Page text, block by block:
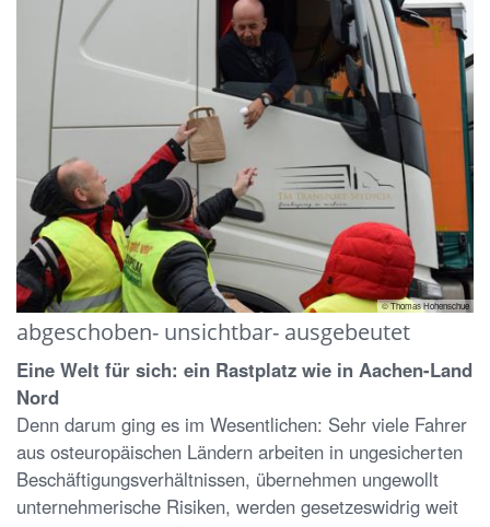
© Thomas Hohenschue
abgeschoben- unsichtbar- ausgebeutet
Eine Welt für sich: ein Rastplatz wie in Aachen-Land
Nord
Denn darum ging es im Wesentlichen: Sehr viele Fahrer
aus osteuropäischen Ländern arbeiten in ungesicherten
Beschäftigungsverhältnissen, übernehmen ungewollt
unternehmerische Risiken, werden gesetzeswidrig weit